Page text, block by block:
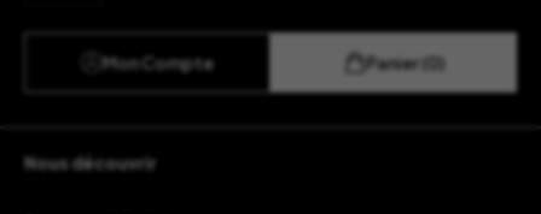
Mon Compte Panier (0)
Nous découvrir